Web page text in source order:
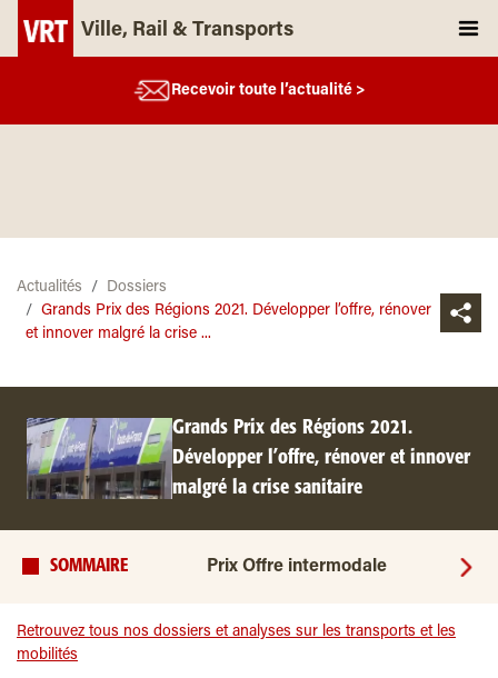
Ville, Rail & Transports
Recevoir toute l’actualité >
Actualités
Dossiers
Grands Prix des Régions 2021. Développer l’offre, rénover
et innover malgré la crise ...
Grands Prix des Régions 2021.
Développer l’offre, rénover et innover
malgré la crise sanitaire
SOMMAIRE Prix Offre intermodale
Retrouvez tous nos dossiers et analyses sur les transports et les
mobilités